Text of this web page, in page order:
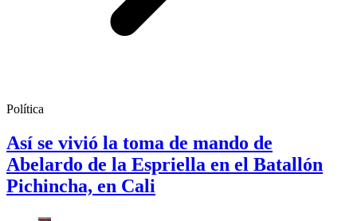
Política
Así se vivió la toma de mando de
Abelardo de la Espriella en el Batallón
Pichincha, en Cali